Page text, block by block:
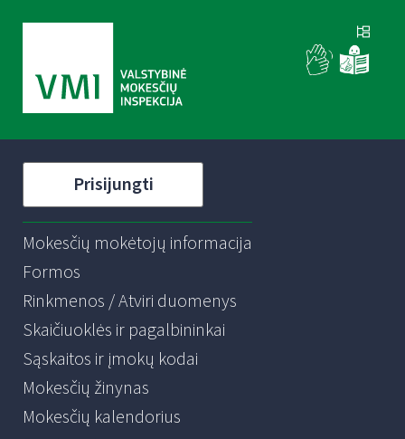
Prisijungti
Mokesčių mokėtojų informacija
Formos
Rinkmenos / Atviri duomenys
Skaičiuoklės ir pagalbininkai
Sąskaitos ir įmokų kodai
Mokesčių žinynas
Mokesčių kalendorius